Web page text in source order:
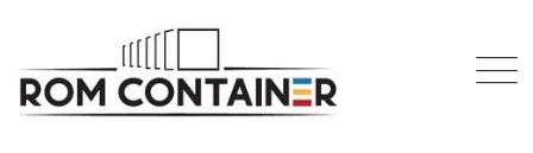
to
content